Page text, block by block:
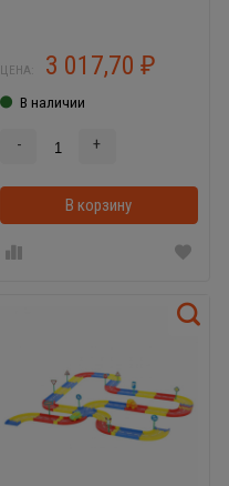
В корзинке
ЦЕНА: 3 017,70₽
В наличии
- +
В корзину